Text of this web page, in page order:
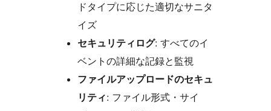
ドタイプに応じた適切なサニタ
イズ
セキュリティログ: すべてのイ
ベントの詳細な記録と監視
ファイルアップロードのセキュ
リティ: ファイル形式・サイ